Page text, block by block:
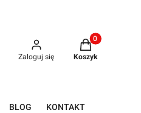
Zaloguj się
Produkty w
Koszyk
BLOG KONTAKT